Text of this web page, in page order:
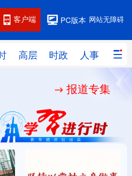
网站无障碍
PC版本
客户端
高层 时政 人事 国际
站地图
人事
网评
库 全球连线 教育
报道专集